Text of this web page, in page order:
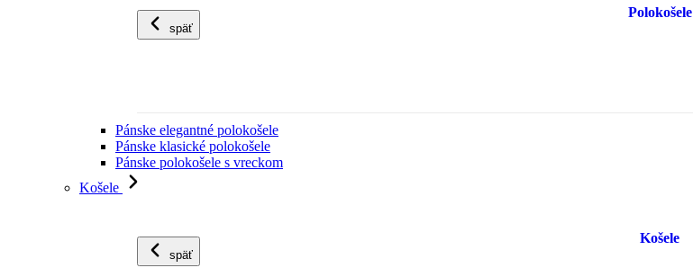
späť
Polokošele
Pánske elegantné polokošele
Pánske klasické polokošele
Pánske polokošele s vreckom
Košele
späť
Košele